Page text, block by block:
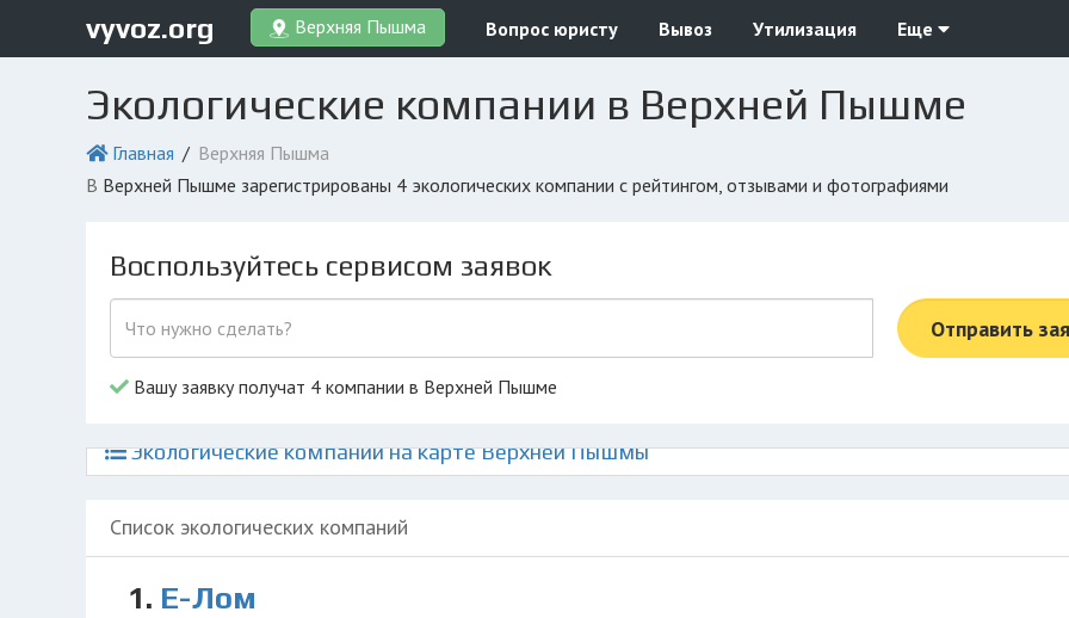
vyvoz.org Верхняя Пышма Вопрос юристу Вывоз Утилизация Еще
Экологические компании в Верхней Пышме
Главная
Верхняя Пышма
в Верхней Пышме зарегистрированы 4 экологических компании с рейтингом, отзывами и фотографиями
Воспользуйтесь сервисом заявок
Отправить
Вашу заявку получат 4 компании в Верхней Пышме
Экологические компании на карте Верхней Пышмы
Список экологических компаний
1. Е-Лом